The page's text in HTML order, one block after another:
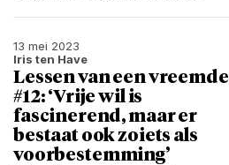
13 mei 2023
Iris ten Have
Lessen van een vreemde
#12: ‘Vrije wil is
fascinerend, maar er
bestaat ook zoiets als
voorbestemming’